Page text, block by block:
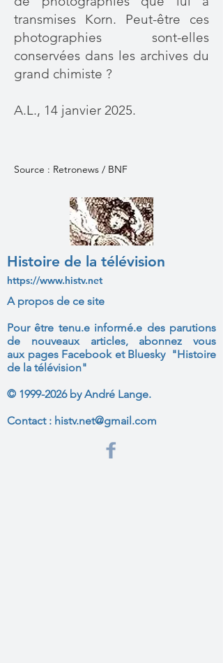
transmises Korn. Peut-être ces
photographies sont-elles
conservées dans les archives du
grand chimiste ?
A.L., 14 janvier 2025.
Source : Retronews / BNF
Histoire de la télévision
https://www.histv.net
A propos de ce site
Pour être tenu.e informé.e des parutions
de nouveaux articles, abonnez vous
aux pages Facebook et Bluesky "Histoire
de la télévision"
© 1999-2026by André Lange.
Contact : histv.net@gmail.com